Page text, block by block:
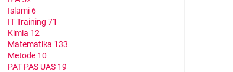
Islami 6
IT Training 71
Kimia 12
Matematika 133
Metode 10
PAT PAS UAS 19